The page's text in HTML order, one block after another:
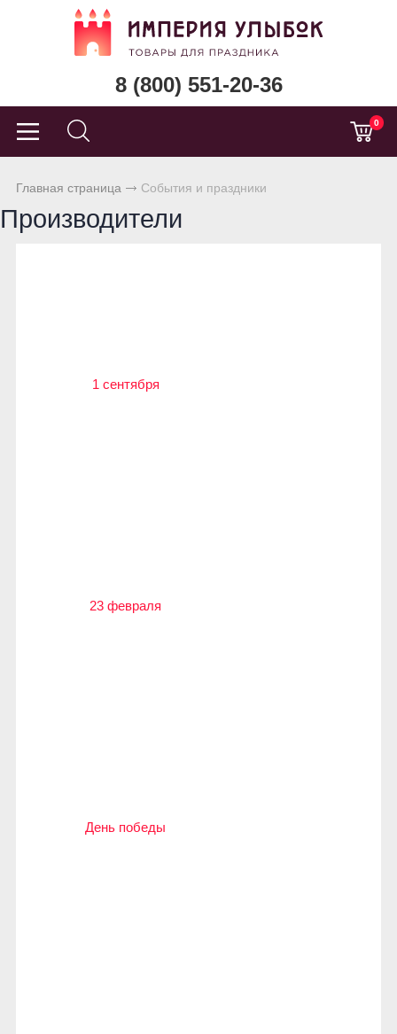
8 (800) 551-20-36
0
Главная страница События и праздники
Производители
1 сентября
23 февраля
День победы